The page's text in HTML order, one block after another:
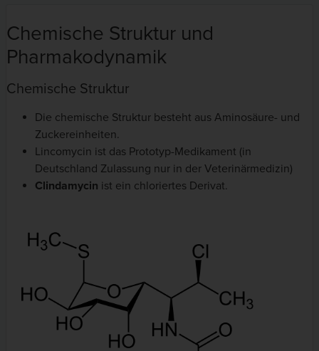
Chemische Struktur und
Pharmakodynamik
Chemische Struktur
Die chemische Struktur besteht aus Aminosäure- und
Zuckereinheiten.
Lincomycin ist das Prototyp-Medikament (in
Deutschland Zulassung nur in der Veterinärmedizin)
Clindamycin ist ein chloriertes Derivat.